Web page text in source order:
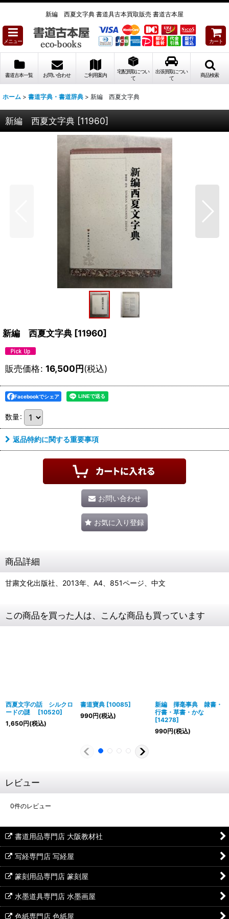
新編 西夏文字典 書道具古本買取販売 書道古本屋
メニュー カート
書道古本一覧 お問い合わせ ご利用案内
宅配買取につい
て
出張買取につい
て
商品検索
ホーム > 書道字典・書道辞典 > 新編 西夏文字典
新編 西夏文字典 [11960]
新編 西夏文字典 [11960]
販売価格: 16,500円(税込)
Facebookでシェア
数量:
返品特約に関する重要事項
お問い合わせ
お気に入り登録
商品詳細
甘粛文化出版社、2013年、A4、851ページ、中文
この商品を買った人は、こんな商品も買っています
西夏文字の話 シルクロ
ードの謎
[10520]
1,650円(税込)
書道寶典 [10085]
990円(税込)
新編 揮毫事典 隷書・
行書・草書・かな
[14278]
990円(税込)
レビュー
0件のレビュー
書道用品専門店 大阪教材社
写経専門店 写経屋
篆刻用品専門店 篆刻屋
水墨道具専門店 水墨画屋
色紙専門店 色紙屋